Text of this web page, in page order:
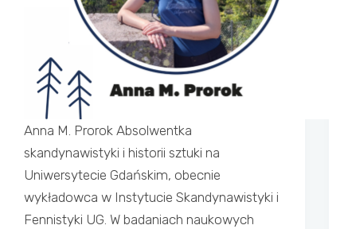
Anna M. Prorok Absolwentka
skandynawistyki i historii sztuki na
Uniwersytecie Gdańskim, obecnie
wykładowca w Instytucie Skandynawistyki i
Fennistyki UG. W badaniach naukowych